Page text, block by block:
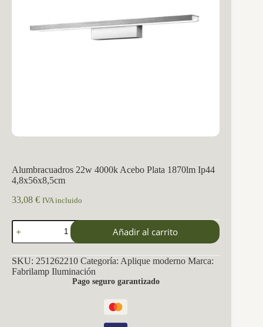
Alumbracuadros 22w 4000k Acebo Plata 1870lm Ip44
4,8x56x8,5cm
33,08 € IVA incluido
Alumbracuadros
22w
4000k
Acebo
Plata
1870lm
Añadir al carrito
SKU: 251262210 Categoría: Aplique moderno Marca:
Fabrilamp Iluminación
Pago seguro garantizado